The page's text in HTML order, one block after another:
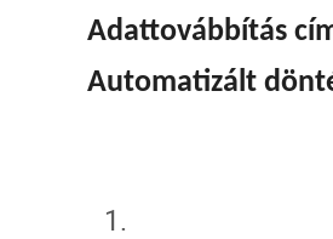
Adattovábbítás
Automatizált